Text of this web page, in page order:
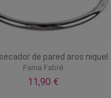
de pared aros niquel
Fama Fabré
11,90 €